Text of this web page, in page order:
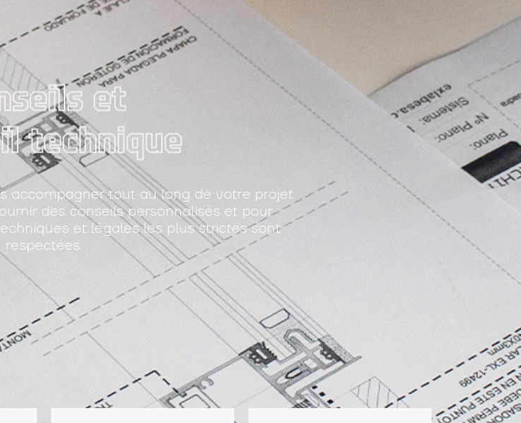
accompagner tout au long de votre projet
des conseils personnalisés et pour
et légales les plus strictes sont
respectées.